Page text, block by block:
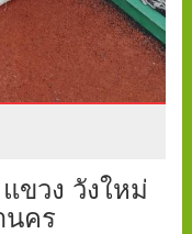
ขวง วังใหม่
นคร